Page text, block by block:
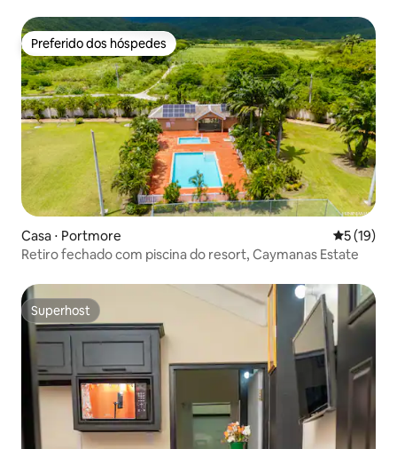
Preferido dos hóspedes
Preferido dos hóspedes
Casa ⋅ Portmore 5 de uma
5 (19)
Retiro fechado com piscina do resort, Caymanas Estate
Superhost
Superhost